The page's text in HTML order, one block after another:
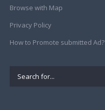
Browse with Map
Privacy Policy
How to Promote submitted Ad?